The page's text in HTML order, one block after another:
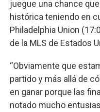
juegue una chance
histórica teniendo en
Philadelphia Union
de la MLS de Estados
“Obviamente que
partido y más allá de
en ganar porque las
notado mucho